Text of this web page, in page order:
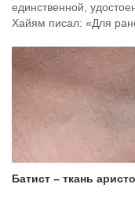
единственной,
Хайям писал: «Для
Батист – ткань